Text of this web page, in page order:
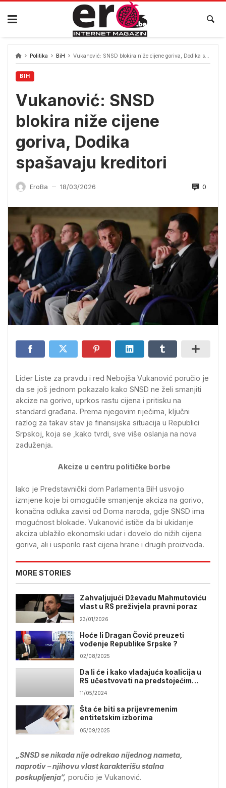
Skip
content
Politika BiH Vukanović: SNSD blokira niže cijene goriva, Dodika spašavaju kreditori
BIH
Vukanović: SNSD
blokira niže cijene
goriva, Dodika
spašavaju kreditori
EroBa — 18/03/2026 0
Lider Liste za pravdu i red Nebojša Vukanović poručio je
da se još jednom pokazalo kako SNSD ne želi smanjiti
akcize na gorivo, uprkos rastu cijena i pritisku na
standard građana. Prema njegovim riječima, ključni
razlog za takav stav je finansijska situacija u Republici
Srpskoj, koja se ,kako tvrdi, sve više oslanja na nova
zaduženja.
Akcize u centru političke borbe
Iako je Predstavnički dom Parlamenta BiH usvojio
izmjene koje bi omogućile smanjenje akciza na gorivo,
konačna odluka zavisi od Doma naroda, gdje SNSD ima
mogućnost blokade. Vukanović ističe da bi ukidanje
akciza ublažilo ekonomski udar i dovelo do nižih cijena
goriva, ali i usporilo rast cijena hrane i drugih proizvoda.
MORE STORIES
Zahvaljujući Dževadu Mahmutoviću
vlast u RS preživjela pravni poraz
23/01/2026
Hoće li Dragan Čović preuzeti
vođenje Republike Srpske ?
02/08/2025
Da li će i kako vladajuća koalicija u
RS učestvovati na predstojećim
izborima?
11/05/2024
Šta će biti sa prijevremenim
entitetskim izborima
05/09/2025
„SNSD se nikada nije odrekao nijednog nameta,
naprotiv – njihovu vlast karakterišu stalna
poskupljenja“, poručio je Vukanović.